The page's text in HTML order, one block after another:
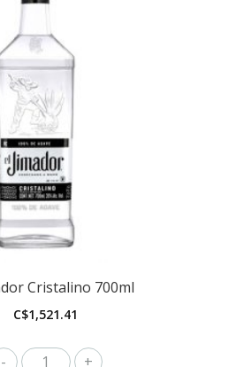
Cristalino 700ml
C$1,521.41
El